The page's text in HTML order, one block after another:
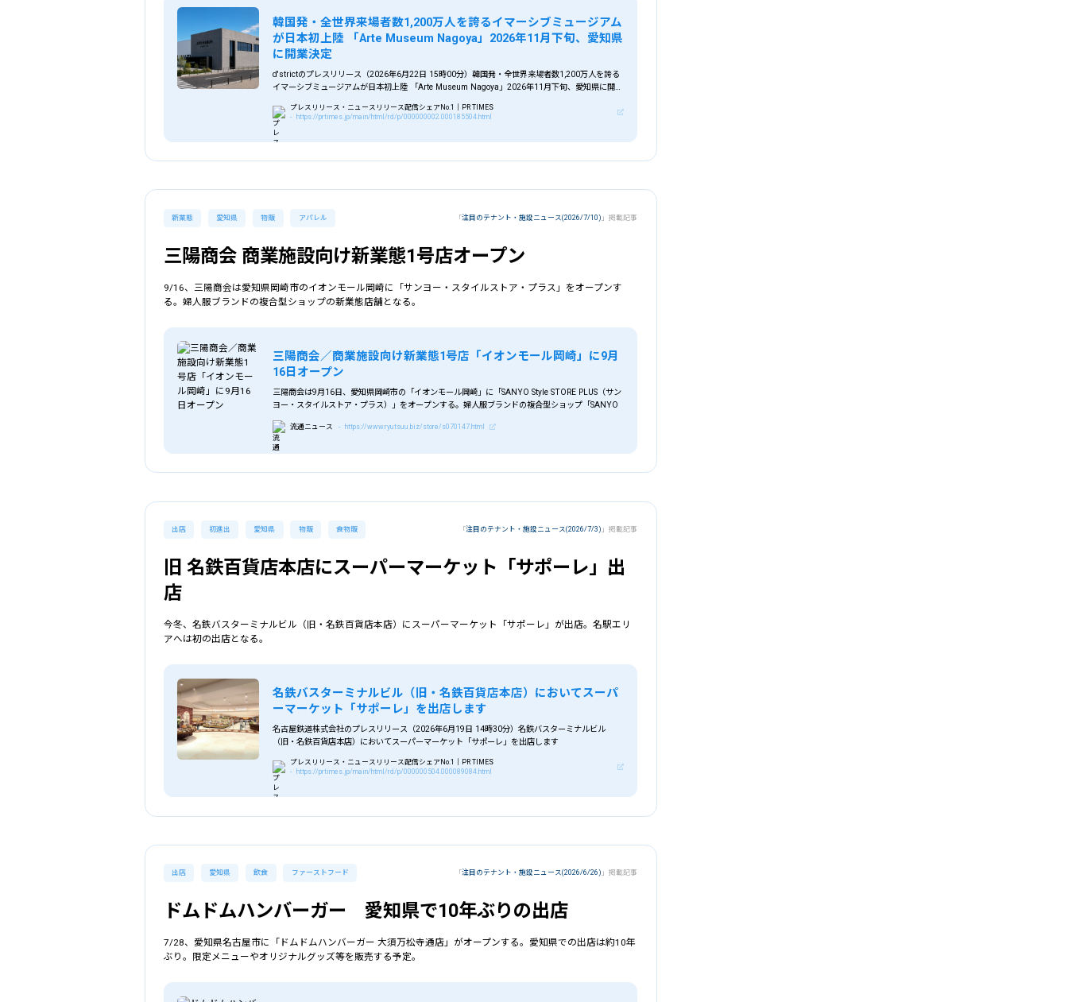
韓国発・全世界来場者数1,200万人を誇るイマーシブミュージアム
が日本初上陸 「Arte Museum Nagoya」2026年11月下旬、愛知県
に開業決定
d'strictのプレスリリース（2026年6月22日 15時00分）韓国発・全世界来場者数1,200万人を誇る
イマーシブミュージアムが日本初上陸 「Arte Museum Nagoya」2026年11月下旬、愛知県に開業
プレスリリース・ニュースリリース配信シェアNo.1｜PR TIMES
- https://prtimes.jp/main/html/rd/p/000000002.000185504.html
新業態 愛知県 物販 アパレル 「注目のテナント・施設ニュース(2026/7/10) 」掲載記事
三陽商会 商業施設向け新業態1号店オープン
9/16、三陽商会は愛知県岡崎市のイオンモール岡崎に「サンヨー・スタイルストア・プラス」をオープンす
る。婦人服ブランドの複合型ショップの新業態店舗となる。
三陽商会／商業施設向け新業態1号店「イオンモール岡崎」に9月
16日オープン
三陽商会は9月16日、愛知県岡崎市の「イオンモール岡崎」に「SANYO Style STORE PLUS（サン
ヨー・スタイルストア・プラス）」をオープンする。婦人服ブランドの複合型ショップ「SANYO
流通ニュース - https://www.ryutsuu.biz/store/s070147.html
出店 初進出 愛知県 物販 食物販 「注目のテナント・施設ニュース(2026/7/3) 」掲載記事
旧 名鉄百貨店本店にスーパーマーケット「サポーレ」出
店
今冬、名鉄バスターミナルビル（旧・名鉄百貨店本店）にスーパーマーケット「サポーレ」が出店。名駅エリ
アへは初の出店となる。
名鉄バスターミナルビル（旧・名鉄百貨店本店）においてスーパ
ーマーケット「サポーレ」を出店します
名古屋鉄道株式会社のプレスリリース（2026年6月19日 14時30分）名鉄バスターミナルビル
（旧・名鉄百貨店本店）においてスーパーマーケット「サポーレ」を出店します
プレスリリース・ニュースリリース配信シェアNo.1｜PR TIMES
- https://prtimes.jp/main/html/rd/p/000000504.000089084.html
出店 愛知県 飲食 ファーストフード 「注目のテナント・施設ニュース(2026/6/26) 」掲載記事
ドムドムハンバーガー 愛知県で10年ぶりの出店
7/28、愛知県名古屋市に「ドムドムハンバーガー 大須万松寺通店」がオープンする。愛知県での出店は約10年
ぶり。限定メニューやオリジナルグッズ等を販売する予定。